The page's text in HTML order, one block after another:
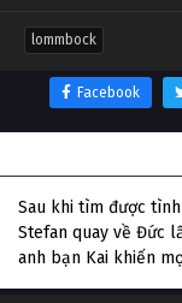
lommbock
Facebook
Sau khi tìm được
Stefan quay về Đức
anh bạn Kai khiến